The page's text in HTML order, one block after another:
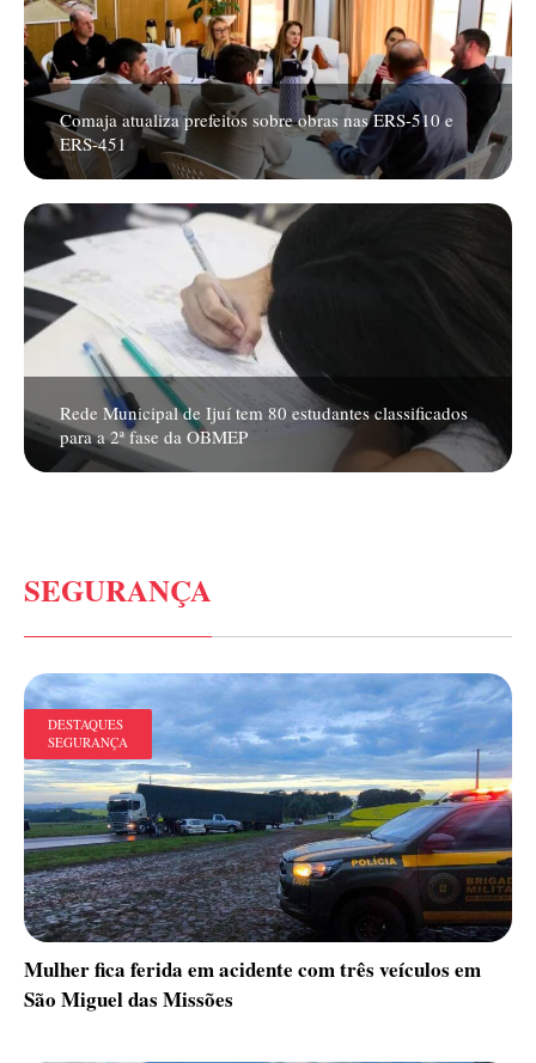
Comaja atualiza prefeitos sobre obras nas ERS-510 e
ERS-451
Rede Municipal de Ijuí tem 80 estudantes classificados
para a 2ª fase da OBMEP
SEGURANÇA
DESTAQUES
SEGURANÇA
Mulher fica ferida em acidente com três veículos em
São Miguel das Missões